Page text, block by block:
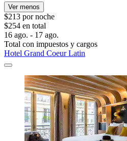
Ver menos
$213 por noche
$254 en total
16 ago. - 17 ago.
Total con impuestos y cargos
Hotel Grand Coeur Latin